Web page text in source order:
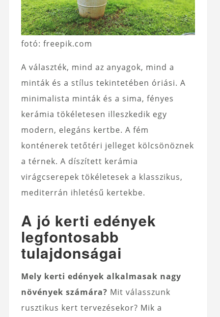
fotó: freepik.com
A választék, mind az anyagok, mind a
minták és a stílus tekintetében óriási. A
minimalista minták és a sima, fényes
kerámia tökéletesen illeszkedik egy
modern, elegáns kertbe. A fém
konténerek tetőtéri jelleget kölcsönöznek
a térnek. A díszített kerámia
virágcserepek tökéletesek a klasszikus,
mediterrán ihletésű kertekbe.
A jó kerti edények
legfontosabb
tulajdonságai
Mely kerti edények alkalmasak nagy
növények számára? Mit válasszunk
rusztikus kert tervezésekor? Mik a